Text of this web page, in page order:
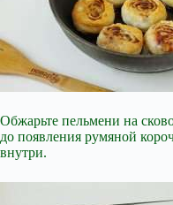
Обжарьте пельмени на
до появления румяной
внутри.